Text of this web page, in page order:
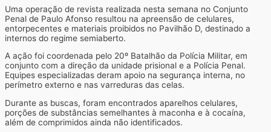
Uma operação de revista realizada nesta semana no Conjunto
Penal de Paulo Afonso resultou na apreensão de celulares,
entorpecentes e materiais proibidos no Pavilhão D, destinado a
internos do regime semiaberto.
A ação foi coordenada pelo 20º Batalhão da Polícia Militar, em
conjunto com a direção da unidade prisional e a Polícia Penal.
Equipes especializadas deram apoio na segurança interna, no
perímetro externo e nas varreduras das celas.
Durante as buscas, foram encontrados aparelhos celulares,
porções de substâncias semelhantes à maconha e à cocaína,
além de comprimidos ainda não identificados.